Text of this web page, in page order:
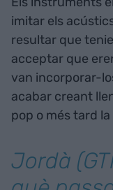
imitar els
resultar que
acceptar que
van incorporar-
acabar creant
pop o més tard
Jordà